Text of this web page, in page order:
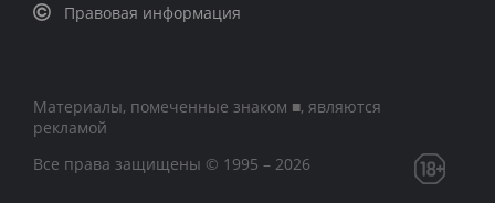
Правовая информация
Материалы, помеченные знаком ■, являются
рекламой
Все права защищены © 1995 – 2026